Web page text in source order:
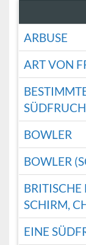
ARBUSE
ART VON
BOWLER
BOWLER
BRITISCHE
SCHIRM,
EINE